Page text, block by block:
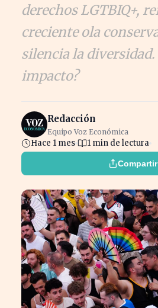
derechos LGTBIQ+,
creciente ola
silencia la diversidad.
impacto?
Redacción
Equipo Voz Económica
Hace 1 mes 1 min de lectura
Compartir